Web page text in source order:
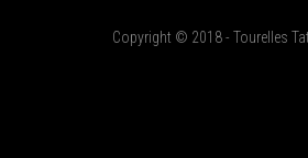
Copyright © 2018 - Tourelles